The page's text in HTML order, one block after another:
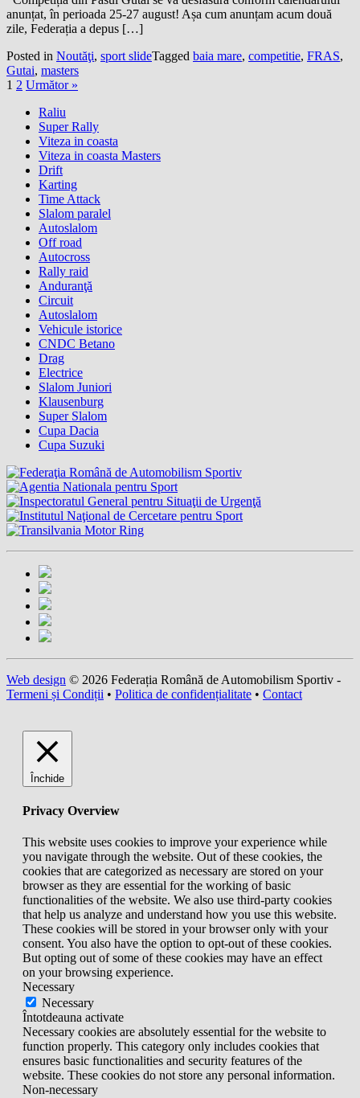
anunțat, în perioada 25-27 august! Așa cum anunțam acum două
zile, Federația a depus […]
Posted in Noutăţi, sport slideTagged baia mare, competitie, FRAS,
Gutai, masters
1 2 Următor »
Raliu
Super Rally
Viteza in coasta
Viteza in coasta Masters
Drift
Karting
Time Attack
Slalom paralel
Autoslalom
Off road
Autocross
Rally raid
Anduranţă
Circuit
Autoslalom
Vehicule istorice
CNDC Betano
Drag
Electrice
Slalom Juniori
Klausenburg
Super Slalom
Cupa Dacia
Cupa Suzuki
Web design © 2026 Federația Română de Automobilism Sportiv -
Termeni și Condiții • Politica de confidențialitate • Contact
Închide
Privacy Overview
This website uses cookies to improve your experience while
you navigate through the website. Out of these cookies, the
cookies that are categorized as necessary are stored on your
browser as they are essential for the working of basic
functionalities of the website. We also use third-party cookies
that help us analyze and understand how you use this website.
These cookies will be stored in your browser only with your
consent. You also have the option to opt-out of these cookies.
But opting out of some of these cookies may have an effect
on your browsing experience.
Necessary
Necessary
Întotdeauna activate
Necessary cookies are absolutely essential for the website to
function properly. This category only includes cookies that
ensures basic functionalities and security features of the
website. These cookies do not store any personal information.
Non-necessary